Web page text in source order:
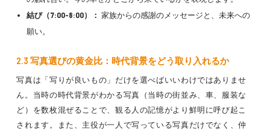
結び（7:00-8:00）： 家族からの感謝のメッセージと、未来への
願い。
2.3 写真選びの黄金比：時代背景をどう取り入れるか
写真は「写りが良いもの」だけを選べばいいわけではありませ
ん。当時の時代背景がわかる写真（当時の街並み、車、服装な
ど）を数枚混ぜることで、観る人の記憶がより鮮明に呼び起こ
されます。また、主役が一人で写っている写真だけでなく、仲